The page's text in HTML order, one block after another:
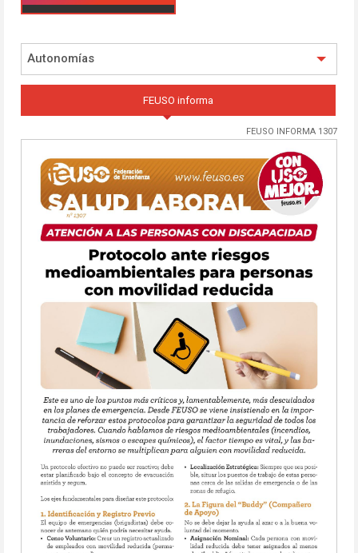
Autonomías
FEUSO informa
FEUSO INFORMA 1307